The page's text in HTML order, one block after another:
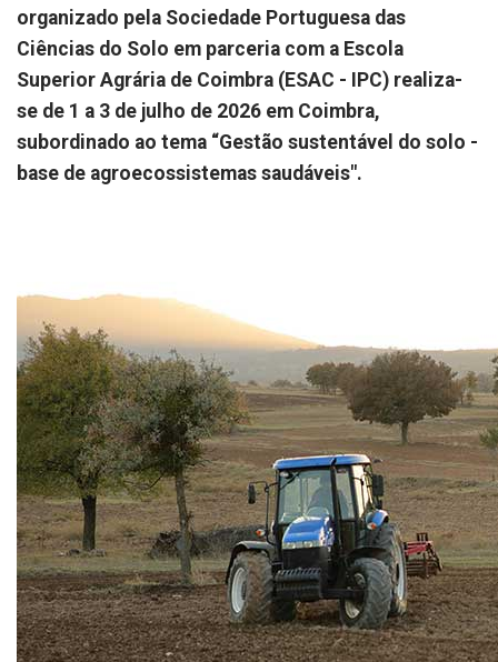
organizado pela Sociedade Portuguesa das
Ciências do Solo em parceria com a Escola
Superior Agrária de Coimbra (ESAC - IPC) realiza-
se de 1 a 3 de julho de 2026 em Coimbra,
subordinado ao tema “Gestão sustentável do solo -
base de agroecossistemas saudáveis".